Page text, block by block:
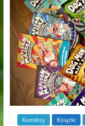
Komiksy Książki